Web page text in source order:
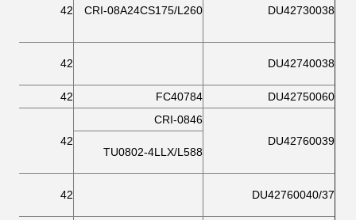
DU42730038
CRI-08A24CS175/L260
42
DU42740038
42
DU42750060
FC40784
42
DU42760039
CRI-0846
42
TU0802-4LLX/L588
DU42760040/37
42